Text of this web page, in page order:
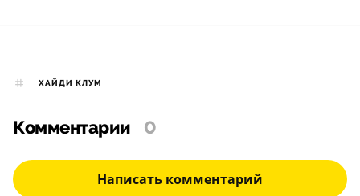
ХАЙДИ КЛУМ
Комментарии 0
Написать комментарий